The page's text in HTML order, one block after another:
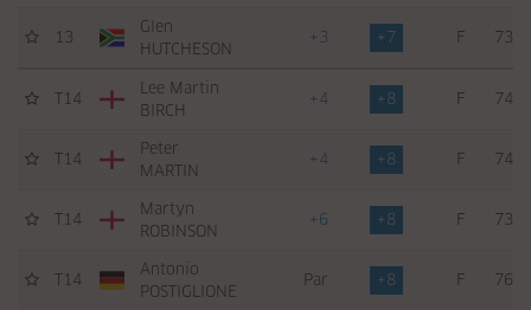
13
Glen
HUTCHESON
+3 +7 F 73
T14
Lee Martin
BIRCH
+4 +8 F 74
T14
Peter
MARTIN
+4 +8 F 74
T14
Martyn
ROBINSON
+6 +8 F 73
T14
Antonio
POSTIGLIONE
Par +8 F 76